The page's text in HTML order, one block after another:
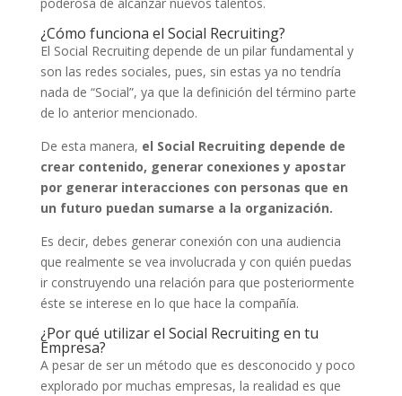
¿Cómo funciona el Social Recruiting?
El Social Recruiting depende de un pilar fundamental y
son las redes sociales, pues, sin estas ya no tendría
nada de “Social”, ya que la definición del término parte
de lo anterior mencionado.
De esta manera, el Social Recruiting depende de
crear contenido, generar conexiones y apostar
por generar interacciones con personas que en
un futuro puedan sumarse a la organización.
Es decir, debes generar conexión con una audiencia
que realmente se vea involucrada y con quién puedas
ir construyendo una relación para que posteriormente
éste se interese en lo que hace la compañía.
¿Por qué utilizar el Social Recruiting en tu
Empresa?
A pesar de ser un método que es desconocido y poco
explorado por muchas empresas, la realidad es que